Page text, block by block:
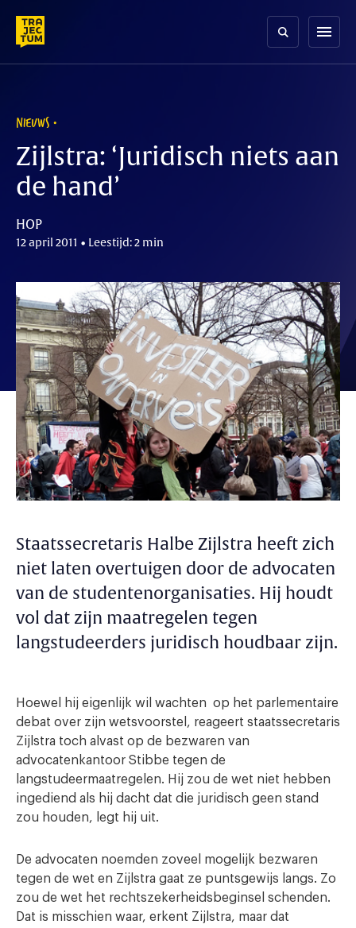
content
menu
NIEUWS
Zijlstra: ‘Juridisch niets aan
de hand’
HOP
12 april 2011 • Leestijd: 2 min
Staatssecretaris Halbe Zijlstra heeft zich
niet laten overtuigen door de advocaten
van de studentenorganisaties. Hij houdt
vol dat zijn maatregelen tegen
langstudeerders juridisch houdbaar zijn.
Hoewel hij eigenlijk wil wachten op het parlementaire
debat over zijn wetsvoorstel, reageert staatssecretaris
Zijlstra toch alvast op de bezwaren van
advocatenkantoor Stibbe tegen de
langstudeermaatregelen. Hij zou de wet niet hebben
ingediend als hij dacht dat die juridisch geen stand
zou houden, legt hij uit.
De advocaten noemden zoveel mogelijk bezwaren
tegen de wet en Zijlstra gaat ze puntsgewijs langs. Zo
zou de wet het rechtszekerheidsbeginsel schenden.
Dat is misschien waar, erkent Zijlstra, maar dat